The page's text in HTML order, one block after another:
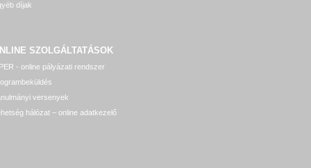
díjak
SZOLGÁLTATÁSOK
- online pályázati rendszer
versenyek
hálózat – online adatkezelő